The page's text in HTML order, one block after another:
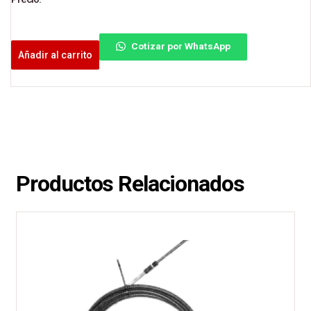
Añadir al carrito
Cotizar por WhatsApp
Productos Relacionados